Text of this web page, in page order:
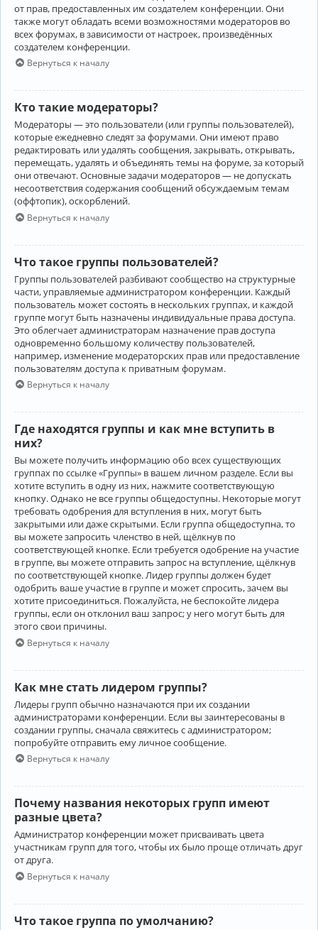
от прав, предоставленных им создателем конференции. Они
также могут обладать всеми возможностями модераторов во
всех форумах, в зависимости от настроек, произведённых
создателем конференции.
Вернуться к началу
Кто такие модераторы?
Модераторы — это пользователи (или группы пользователей),
которые ежедневно следят за форумами. Они имеют право
редактировать или удалять сообщения, закрывать, открывать,
перемещать, удалять и объединять темы на форуме, за который
они отвечают. Основные задачи модераторов — не допускать
несоответствия содержания сообщений обсуждаемым темам
(оффтопик), оскорблений.
Вернуться к началу
Что такое группы пользователей?
Группы пользователей разбивают сообщество на структурные
части, управляемые администратором конференции. Каждый
пользователь может состоять в нескольких группах, и каждой
группе могут быть назначены индивидуальные права доступа.
Это облегчает администраторам назначение прав доступа
одновременно большому количеству пользователей,
например, изменение модераторских прав или предоставление
пользователям доступа к приватным форумам.
Вернуться к началу
Где находятся группы и как мне вступить в
них?
Вы можете получить информацию обо всех существующих
группах по ссылке «Группы» в вашем личном разделе. Если вы
хотите вступить в одну из них, нажмите соответствующую
кнопку. Однако не все группы общедоступны. Некоторые могут
требовать одобрения для вступления в них, могут быть
закрытыми или даже скрытыми. Если группа общедоступна, то
вы можете запросить членство в ней, щёлкнув по
соответствующей кнопке. Если требуется одобрение на участие
в группе, вы можете отправить запрос на вступление, щёлкнув
по соответствующей кнопке. Лидер группы должен будет
одобрить ваше участие в группе и может спросить, зачем вы
хотите присоединиться. Пожалуйста, не беспокойте лидера
группы, если он отклонил ваш запрос; у него могут быть для
этого свои причины.
Вернуться к началу
Как мне стать лидером группы?
Лидеры групп обычно назначаются при их создании
администраторами конференции. Если вы заинтересованы в
создании группы, сначала свяжитесь с администратором;
попробуйте отправить ему личное сообщение.
Вернуться к началу
Почему названия некоторых групп имеют
разные цвета?
Администратор конференции может присваивать цвета
участникам групп для того, чтобы их было проще отличать друг
от друга.
Вернуться к началу
Что такое группа по умолчанию?